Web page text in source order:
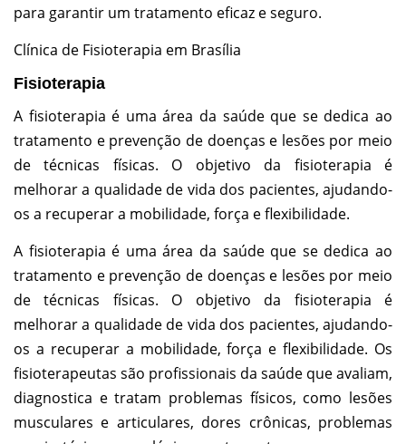
para garantir um tratamento eficaz e seguro.
Clínica de Fisioterapia em Brasília
Fisioterapia
A fisioterapia é uma área da saúde que se dedica ao
tratamento e prevenção de doenças e lesões por meio
de técnicas físicas. O objetivo da fisioterapia é
melhorar a qualidade de vida dos pacientes, ajudando-
os a recuperar a mobilidade, força e flexibilidade.
A fisioterapia é uma área da saúde que se dedica ao
tratamento e prevenção de doenças e lesões por meio
de técnicas físicas. O objetivo da fisioterapia é
melhorar a qualidade de vida dos pacientes, ajudando-
os a recuperar a mobilidade, força e flexibilidade. Os
fisioterapeutas são profissionais da saúde que avaliam,
diagnostica e tratam problemas físicos, como lesões
musculares e articulares, dores crônicas, problemas